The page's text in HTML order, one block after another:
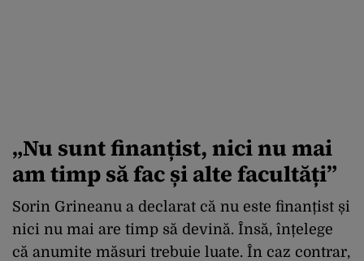
„Nu sunt finanțist, nici nu mai
am timp să fac și alte facultăți”
Sorin Grineanu a declarat că nu este finanțist și
nici nu mai are timp să devină. Însă, înțelege
că anumite măsuri trebuie luate. În caz contrar,